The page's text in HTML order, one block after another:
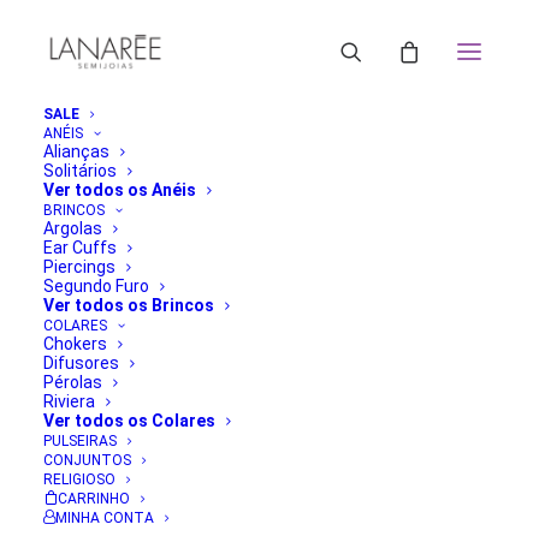
SALE
ANÉIS
Alianças
Solitários
Ver todos os Anéis
BRINCOS
Argolas
Ear Cuffs
Piercings
Segundo Furo
Ver todos os Brincos
COLARES
Chokers
Difusores
Pérolas
Riviera
Ver todos os Colares
PULSEIRAS
CONJUNTOS
RELIGIOSO
CARRINHO
MINHA CONTA